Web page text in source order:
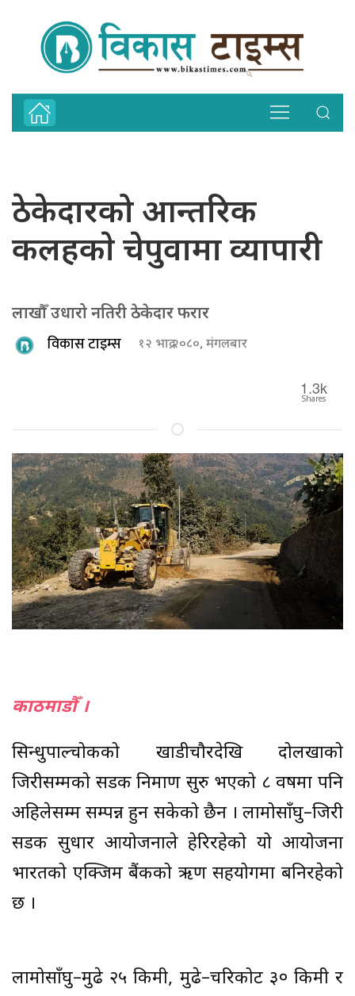
ठेकेदारको आन्तरिक
कलहकाे चेपुवामा व्यापारी
लाखौँ उधारो नतिरी ठेकेदार फरार
विकास टाइम्स १२ भाद्र २०८०, मंगलबार
1.3k
Shares
काठमाडौँ ।
सिन्धुपाल्चोकको खाडीचौरदेखि दोलखाको
जिरीसम्मको सडक निर्माण सुरु भएको ८ वर्षमा पनि
अहिलेसम्म सम्पन्न हुन सकेको छैन । लामोसाँघु–जिरी
सडक सुधार आयोजनाले हेरिरहेको यो आयोजना
भारतको एक्जिम बैंकको ऋण सहयोगमा बनिरहेको
छ ।
लामोसाँघु–मुढे २५ किमी, मुढे–चरिकोट ३० किमी र